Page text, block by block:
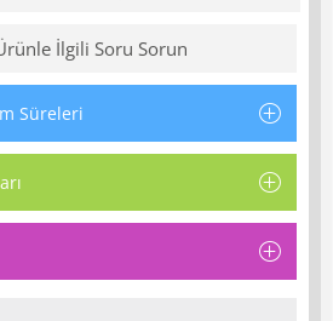
İlgili Soru Sorun
Süreleri